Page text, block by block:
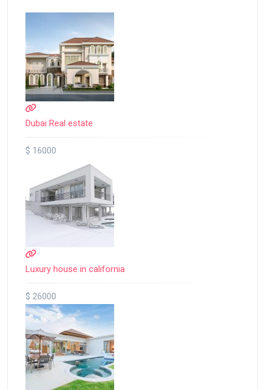
Dubai Real estate
$ 16000
Luxury house in california
$ 26000